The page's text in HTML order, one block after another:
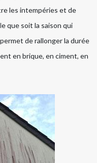
les intempéries et de
que soit la saison qui
de rallonger la durée
en brique, en ciment, en